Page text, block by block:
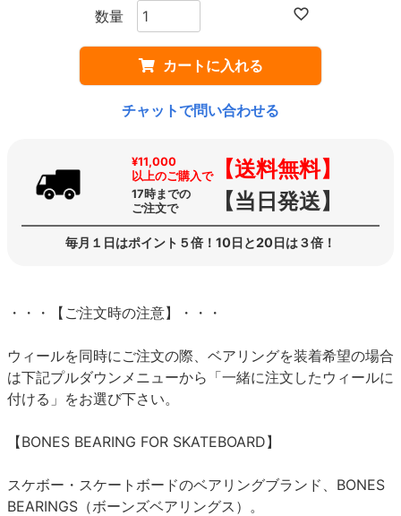
カートに入れる
チャットで問い合わせる
¥11,000
以上のご購入で【送料無料】
17時までの
ご注文で
【当日発送】
毎月１日はポイント５倍！10日と20日は３倍！
・・・【ご注文時の注意】・・・
ウィールを同時にご注文の際、ベアリングを装着希望の場合
は下記プルダウンメニューから「一緒に注文したウィールに
付ける」をお選び下さい。
【BONES BEARING FOR SKATEBOARD】
スケボー・スケートボードのベアリングブランド、BONES
BEARINGS（ボーンズベアリングス）。